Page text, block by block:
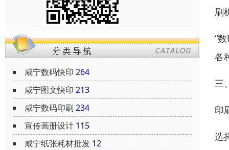
咸宁数码快印 264
咸宁图文快印 213
咸宁数码印刷 234
宣传画册设计 115
咸宁纸张耗材批发 12
刷
“
各
三
印
选